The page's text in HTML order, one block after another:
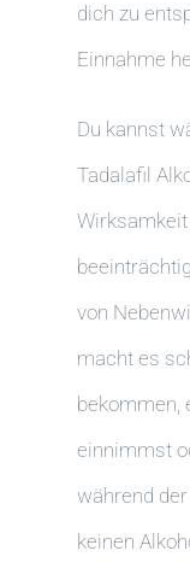
dich zu
Einnahme
Du kannst
Tadalafil
von
macht es
bekommen,
einnimmst
während
keinen